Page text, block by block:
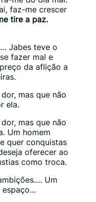
faz-me crescer
tire a paz.
Jabes teve o
fazer mal e
da aflição a
mas que não
ela.
mas que não
Um homem
quer conquistas
oferecer ao
como troca.
Um
espaço…